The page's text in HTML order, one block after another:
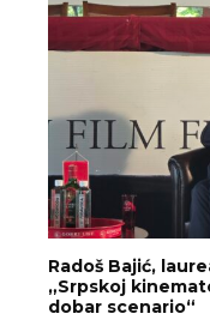
Radoš Bajić,
„Srpskoj
dobar scenario“